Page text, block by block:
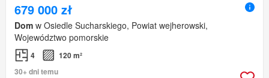
679 000 zł
Dom w Osiedle Sucharskiego, Powiat wejherowski,
Województwo pomorskie
4
120 m²
30+ dni temu